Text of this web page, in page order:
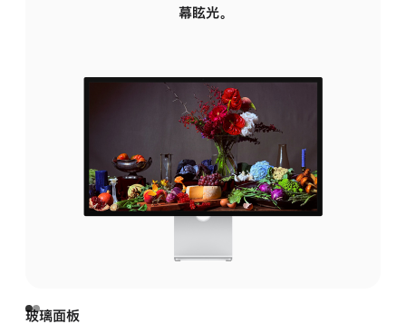
幕眩光。
玻璃面板